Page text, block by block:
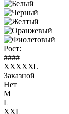
Рост:
####
XXXXXL
Заказной
Нет
M
L
XXL